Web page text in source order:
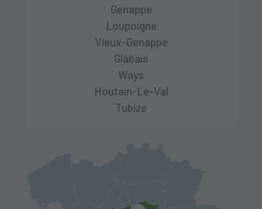
Genappe
Loupoigne
Vieux-Genappe
Glabais
Ways
Houtain-Le-Val
Tubize